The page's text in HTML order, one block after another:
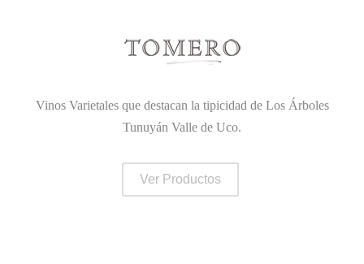
Vinos Varietales que destacan la tipicidad de Los Árboles
Tunuyán Valle de Uco.
Ver Productos